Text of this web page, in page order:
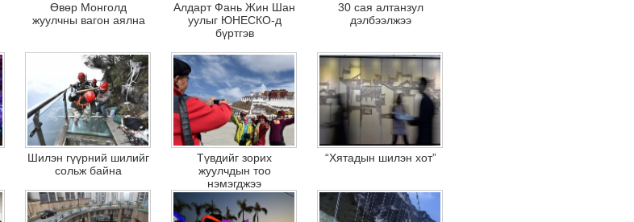
Өвөр Монголд
жуулчны вагон аялна
Алдарт Фань Жин Шан
уулыг ЮНЕСКО-д
бүртгэв
30 сая алтанзул
дэлбээлжээ
Шилэн гүүрний шилийг
сольж байна
Түвдийг зорих
жуулчдын тоо
нэмэгджээ
“Хятадын шилэн хот”